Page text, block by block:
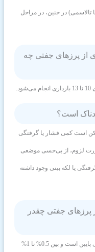
تالاسمی) در جنین، در مراحل
از پرزهای جفتی چه
است؟
است کمی فشار یا گرفتگی
لزوم، از بی‌حسی موضعی
یا لکه بینی وجود داشته
جفتی چقدر
خطر سقط جنین در نمونه برداری از پرزهای جفتی پایین است و بین 0.5% تا 1%